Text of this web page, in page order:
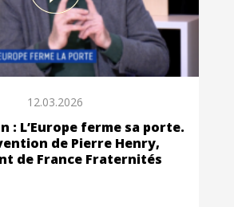
12.03.2026
: L’Europe ferme sa porte.
de Pierre Henry,
de France Fraternités